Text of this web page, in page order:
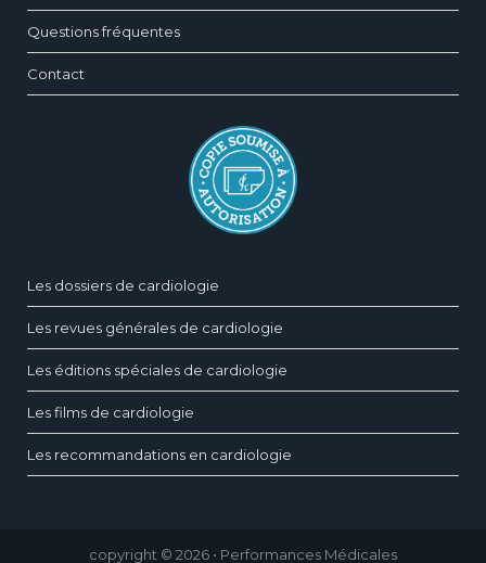
Questions fréquentes
Contact
Les dossiers de cardiologie
Les revues générales de cardiologie
Les éditions spéciales de cardiologie
Les films de cardiologie
Les recommandations en cardiologie
copyright © 2026 • Performances Médicales